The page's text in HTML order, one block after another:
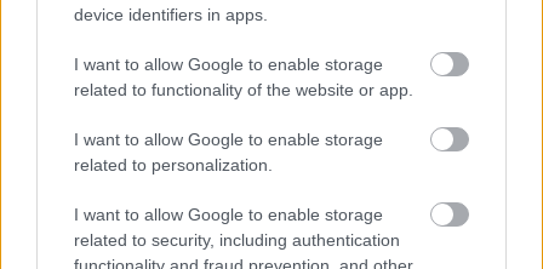
device identifiers in apps.
I want to allow Google to enable storage
related to functionality of the website or app.
I want to allow Google to enable storage
related to personalization.
I want to allow Google to enable storage
related to security, including authentication
functionality and fraud prevention, and other
A boldog szép napok és az őrületes bulik